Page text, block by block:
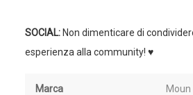
SOCIAL: Non dimenticare di
esperienza alla community! ♥
Marca Moun